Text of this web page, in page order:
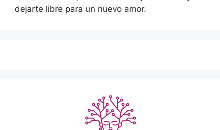
dejarte libre para un nuevo amor.